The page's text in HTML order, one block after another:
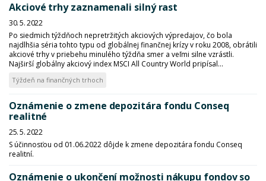
Akciové trhy zaznamenali silný rast
30. 5. 2022
Po siedmich týždňoch nepretržitých akciových výpredajov, čo bola
najdlhšia séria tohto typu od globálnej finančnej krízy v roku 2008, obrátili
akciové trhy v priebehu minulého týždňa smer a veľmi silne vzrástli.
Najširší globálny akciový index MSCI All Country World pripísal...
Týždeň na finančných trhoch
Oznámenie o zmene depozitára fondu Conseq
realitné
25. 5. 2022
S účinnosťou od 01.06.2022 dôjde k zmene depozitára fondu Conseq
realitní.
Oznámenie o ukončení možnosti nákupu fondov so